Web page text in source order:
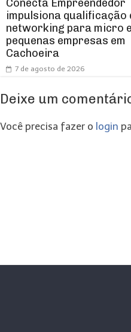
Conecta Empreendedor
impulsiona qualificação
networking para micro e
pequenas empresas em
Cachoeira
7 de agosto de 2026
Deixe um
Você precisa fazer o login